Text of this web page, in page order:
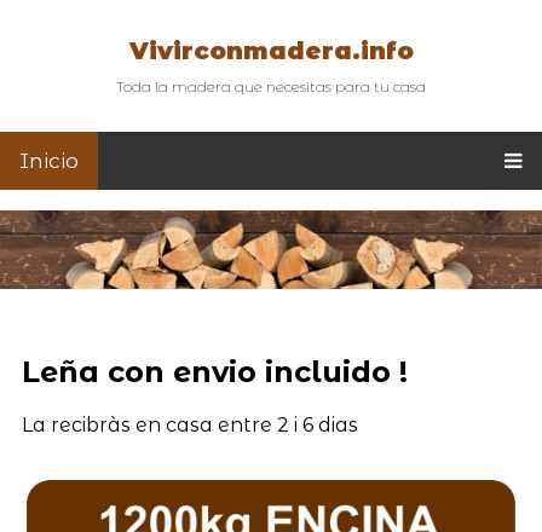
Vivirconmadera.info
Toda la madera que necesitas para tu casa
Inicio
Leña con envio incluido !
La recibràs en casa entre 2 i 6 dias